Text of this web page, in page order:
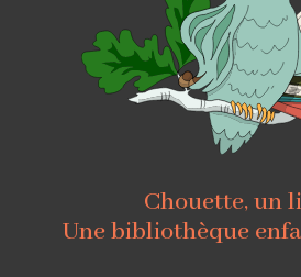
Chouette, un
Une bibliothèque